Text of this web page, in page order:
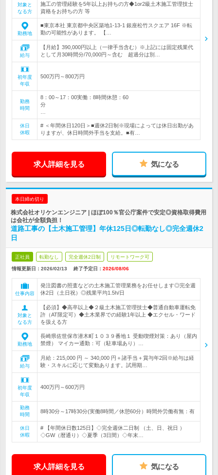
対象と
なる方
施工の管理経験を5年以上お持ちの方◆1or2級土木施工管理技士
資格をお持ちの方 等
勤務地
■東京本社 東京都中央区築地1-13-1 銀座松竹スクエア 16F ※転
勤の可能性があります。 【…
給与
【月給】390,000円以上（一律手当含む）※上記には固定残業代
として月30時間分/70,000円～含む 超過分は別…
初年度
年収
500万円～800万円
勤務
時間
8：00～17：00実働：8時間休憩：60
分
休日
休暇
# ＜年間休日120日＞■週休2日制※現場によっては休日出勤があ
りますが、休日時間外手当を支給。■有…
求人詳細を見る 気になる
本日締め切り
株式会社オリケンエンジニア | ほぼ100％官公庁案件で安定◎資格取得費用
は会社が全額負担！
道路工事の【土木施工管理】年休125日◎転勤なし◎完全週休2
日
正社員 転勤なし 完全週休2日制 リモートワーク可
情報更新日：2026/02/13 終了予定日： 2026/08/06
仕事内容
発注図書の照査などの土木施工管理業務をお任せします◎完全週
休2日（土日祝）◎残業平均1.5h/日
対象と
なる方
【必須】◆高卒以上◆２級土木施工管理技士◆普通自動車運転免
許（AT限定可）◆土木業界での経験1年以上 ◆エクセル・ワード
を扱える方
勤務地
長崎県佐世保市潜木町１０３９番地１ 受動喫煙対策：あり（屋内
禁煙） マイカー通勤：可（駐車場あり）…
給与
月給：215,000 円 ～ 340,000 円＋諸手当＋賞与年2回※給与は経
験・スキルに応じて変動あります。試用期…
初年度
年収
400万円～600万円
勤務
時間
8時30分～17時30分(実働8時間／休憩60分）時間外労働有無：有
休日
休暇
# 【年間休日数125日】◇完全週休二日制 （土、日、祝日 ）
◇GW（暦通り）◇夏季（3日間）◇年末…
求人詳細を見る 気になる